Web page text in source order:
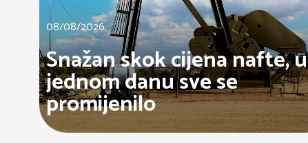
08/08/2026
Snažan skok cijena nafte, u
jednom danu sve se
promijenilo